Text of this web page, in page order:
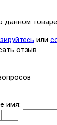
данном
или
отзыв
имя: